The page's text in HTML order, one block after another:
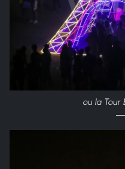
ou la Tour